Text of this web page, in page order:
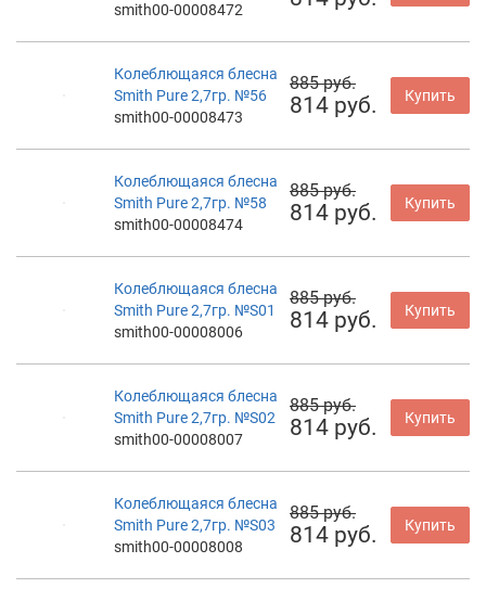
smith00-00008472
Колеблющаяся блесна
Smith Pure 2,7гр. №56
smith00-00008473
885 руб.
814 руб. Купить
Колеблющаяся блесна
Smith Pure 2,7гр. №58
smith00-00008474
885 руб.
814 руб. Купить
Колеблющаяся блесна
Smith Pure 2,7гр. №S01
smith00-00008006
885 руб.
814 руб. Купить
Колеблющаяся блесна
Smith Pure 2,7гр. №S02
smith00-00008007
885 руб.
814 руб. Купить
Колеблющаяся блесна
Smith Pure 2,7гр. №S03
smith00-00008008
885 руб.
814 руб. Купить